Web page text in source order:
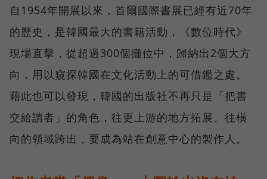
自1954年開展以來，首爾國際書展已經有近70年
的歷史，是韓國最大的書籍活動，《數位時代》
現場直擊，從超過300個攤位中，歸納出2個大方
向，用以窺探韓國在文化活動上的可借鑑之處。
藉此也可以發現，韓國的出版社不再只是「把書
交給讀者」的角色，往更上游的地方拓展、往橫
向的領域跨出，要成為站在創意中心的製作人。